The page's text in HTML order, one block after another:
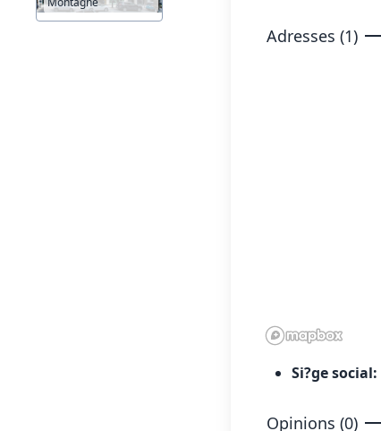
Adresses (1)
Si?ge social:
Opinions (0)